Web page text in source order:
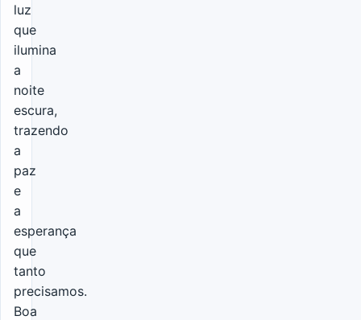
luz
que
ilumina
a
noite
escura,
trazendo
a
paz
e
a
esperança
que
tanto
precisamos.
Boa